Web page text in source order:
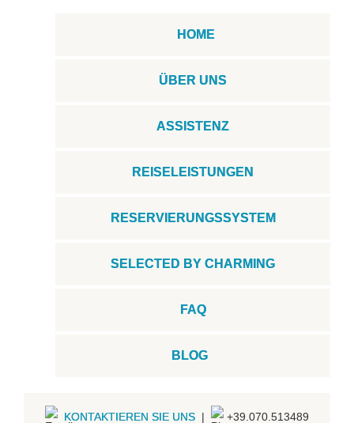
HOME
ÜBER UNS
ASSISTENZ
REISELEISTUNGEN
RESERVIERUNGSSYSTEM
SELECTED BY CHARMING
FAQ
BLOG
KONTAKTIEREN SIE UNS | +39.070.513489